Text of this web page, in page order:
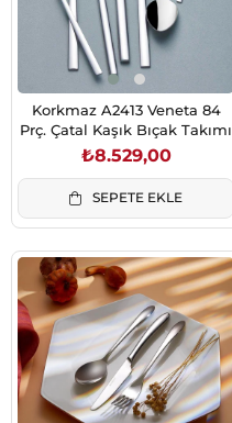
Korkmaz A2413 Veneta 84
Prç. Çatal Kaşık Bıçak Takımı
₺8.529,00
SEPETE EKLE